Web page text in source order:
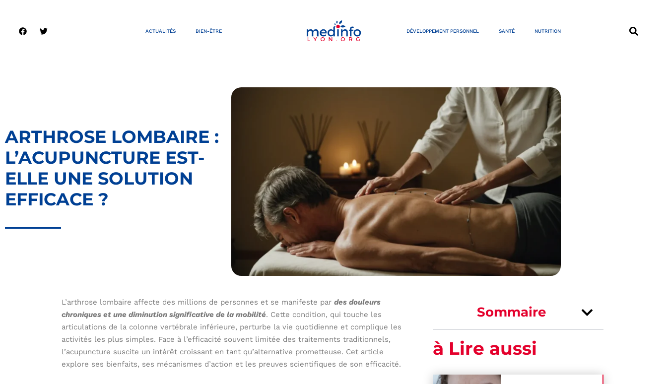
ACTUALITÉS BIEN-ÊTRE DÉVELOPPEMENT PERSONNEL SANTÉ NUTRITION
ARTHROSE LOMBAIRE :
L’ACUPUNCTURE EST-
ELLE UNE SOLUTION
EFFICACE ?
L’arthrose lombaire affecte des millions de personnes et se manifeste pardes douleurs
chroniques et une diminution significative de la mobilité. Cette condition, qui touche les
articulations de la colonne vertébrale inférieure, perturbe la vie quotidienne et complique les
activités les plus simples. Face à l’efficacité souvent limitée des traitements traditionnels,
l’acupuncture suscite un intérêt croissant en tant qu’alternative prometteuse. Cet article
explore ses bienfaits, ses mécanismes d’action et les preuves scientifiques de son efficacité.
Sommaire
à Lire aussi